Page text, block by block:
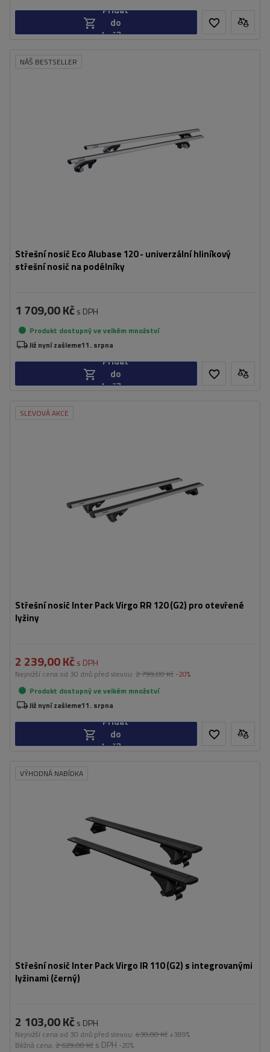
Přidat
do
košíku
NÁŠ BESTSELLER
Střešní nosič Eco Alubase 120 - univerzální hliníkový
střešní nosič na podélníky
1 709,00 Kč s DPH
Produkt dostupný ve velkém množství
Již nyní zašleme11. srpna
Přidat
do
košíku
SLEVOVÁ AKCE
Střešní nosič Inter Pack Virgo RR 120 (G2) pro otevřené
lyžiny
2 239,00 Kč s DPH
Nejnižší cena od 30 dnů před slevou: 2 799,00 Kč -20%
Produkt dostupný ve velkém množství
Již nyní zašleme11. srpna
Přidat
do
košíku
VÝHODNÁ NABÍDKA
Střešní nosič Inter Pack Virgo IR 110 (G2) s integrovanými
lyžinami (černý)
2 103,00 Kč s DPH
Nejnižší cena od 30 dnů před slevou: 430,00 Kč +389%
Běžná cena: 2 629,00 Kč s DPH -20%